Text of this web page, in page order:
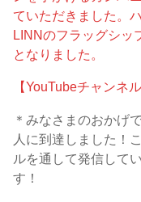
ていただきました。
LINNのフラッグシッ
となりました。
【YouTubeチャンネ
＊みなさまのおかげ
人に到達しました！
ルを通して発信して
す！